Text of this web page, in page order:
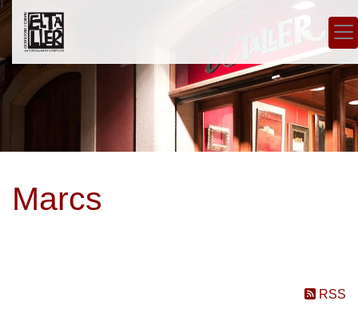
Marcs
RSS